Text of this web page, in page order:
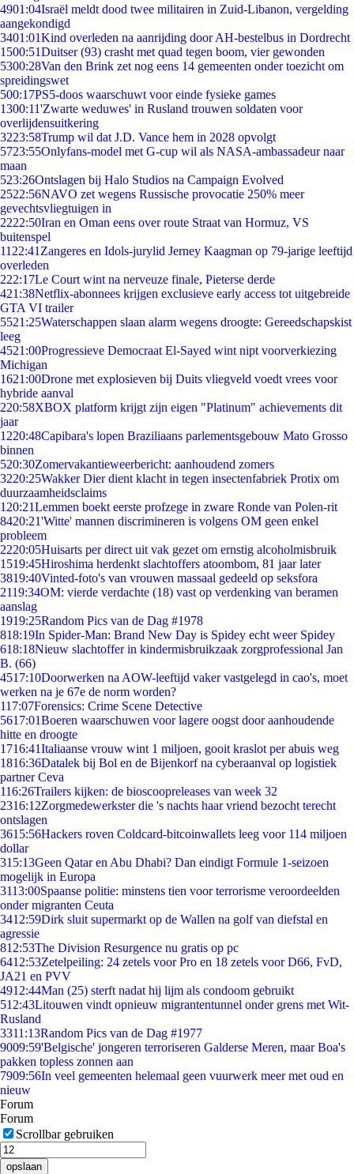
4901:04Israël meldt dood twee militairen in Zuid-Libanon, vergelding
aangekondigd
3401:01Kind overleden na aanrijding door AH-bestelbus in Dordrecht
1500:51Duitser (93) crasht met quad tegen boom, vier gewonden
5300:28Van den Brink zet nog eens 14 gemeenten onder toezicht om
spreidingswet
500:17PS5-doos waarschuwt voor einde fysieke games
1300:11'Zwarte weduwes' in Rusland trouwen soldaten voor
overlijdensuitkering
3223:58Trump wil dat J.D. Vance hem in 2028 opvolgt
5723:55Onlyfans-model met G-cup wil als NASA-ambassadeur naar
maan
523:26Ontslagen bij Halo Studios na Campaign Evolved
2522:56NAVO zet wegens Russische provocatie 250% meer
gevechtsvliegtuigen in
2222:50Iran en Oman eens over route Straat van Hormuz, VS
buitenspel
11 22:41 Zangeres en Idols-jurylid Jerney Kaagman op 79-jarige leeftijd
overleden
222:17Le Court wint na nerveuze finale, Pieterse derde
421:38Netflix-abonnees krijgen exclusieve early access tot uitgebreide
GTA VI trailer
5521:25Waterschappen slaan alarm wegens droogte: Gereedschapskist
leeg
4521:00Progressieve Democraat El-Sayed wint nipt voorverkiezing
Michigan
1621:00Drone met explosieven bij Duits vliegveld voedt vrees voor
hybride aanval
220:58XBOX platform krijgt zijn eigen "Platinum" achievements dit
jaar
1220:48Capibara's lopen Braziliaans parlementsgebouw Mato Grosso
binnen
520:30Zomervakantieweerbericht: aanhoudend zomers
3220:25Wakker Dier dient klacht in tegen insectenfabriek Protix om
duurzaamheidsclaims
1 20:21Lemmen boekt eerste profzege in zware Ronde van Polen-rit
8420:21'Witte' mannen discrimineren is volgens OM geen enkel
probleem
2220:05Huisarts per direct uit vak gezet om ernstig alcoholmisbruik
1519:45Hiroshima herdenkt slachtoffers atoombom, 81 jaar later
3819:40Vinted-foto's van vrouwen massaal gedeeld op seksfora
2119:34OM: vierde verdachte (18) vast op verdenking van beramen
aanslag
1919:25Random Pics van de Dag #1978
818:19In Spider-Man: Brand New Day is Spidey echt weer Spidey
618:18Nieuw slachtoffer in kindermisbruikzaak zorgprofessional Jan
B. (66)
4517:10Doorwerken na AOW-leeftijd vaker vastgelegd in cao's, moet
werken na je 67e de norm worden?
117:07Forensics: Crime Scene Detective
5617:01Boeren waarschuwen voor lagere oogst door aanhoudende
hitte en droogte
1716:41Italiaanse vrouw wint 1 miljoen, gooit kraslot per abuis weg
1816:36Datalek bij Bol en de Bijenkorf na cyberaanval op logistiek
partner Ceva
116:26Trailers kijken: de bioscoopreleases van week 32
2316:12Zorgmedewerkster die 's nachts haar vriend bezocht terecht
ontslagen
3615:56Hackers roven Coldcard-bitcoinwallets leeg voor 114 miljoen
dollar
315:13Geen Qatar en Abu Dhabi? Dan eindigt Formule 1-seizoen
mogelijk in Europa
3113:00Spaanse politie: minstens tien voor terrorisme veroordeelden
onder migranten Ceuta
3412:59Dirk sluit supermarkt op de Wallen na golf van diefstal en
agressie
812:53The Division Resurgence nu gratis op pc
6412:53Zetelpeiling: 24 zetels voor Pro en 18 zetels voor D66, FvD,
JA21 en PVV
4912:44Man (25) sterft nadat hij lijm als condoom gebruikt
512:43Litouwen vindt opnieuw migrantentunnel onder grens met Wit-
Rusland
3311:13Random Pics van de Dag #1977
9009:59'Belgische' jongeren terroriseren Galderse Meren, maar Boa's
pakken topless zonnen aan
7909:56In veel gemeenten helemaal geen vuurwerk meer met oud en
nieuw
Forum
Forum
Scrollbar gebruiken
opslaan